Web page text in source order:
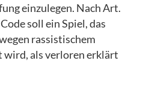
einzulegen. Nach Art.
soll ein Spiel, das
rassistischem
wird, als verloren erklärt